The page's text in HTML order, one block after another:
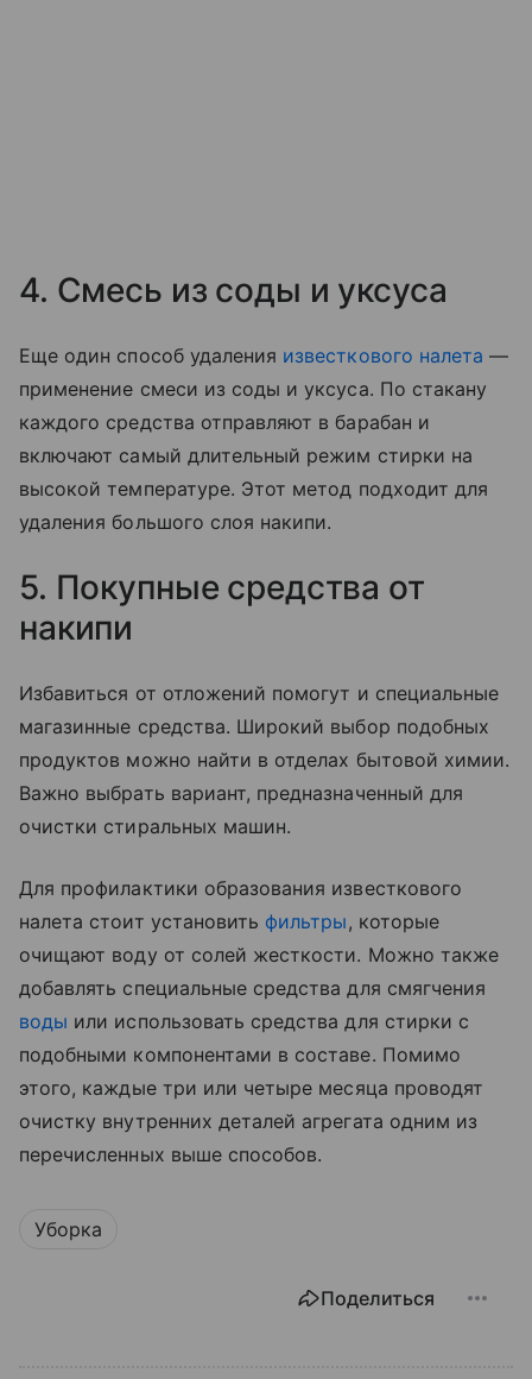
4. Смесь из соды и уксуса
Еще один способ удаления известкового налета —
применение смеси из соды и уксуса. По стакану
каждого средства отправляют в барабан и
включают самый длительный режим стирки на
высокой температуре. Этот метод подходит для
удаления большого слоя накипи.
5. Покупные средства от
накипи
Избавиться от отложений помогут и специальные
магазинные средства. Широкий выбор подобных
продуктов можно найти в отделах бытовой химии.
Важно выбрать вариант, предназначенный для
очистки стиральных машин.
Для профилактики образования известкового
налета стоит установить фильтры, которые
очищают воду от солей жесткости. Можно также
добавлять специальные средства для смягчения
воды или использовать средства для стирки с
подобными компонентами в составе. Помимо
этого, каждые три или четыре месяца проводят
очистку внутренних деталей агрегата одним из
перечисленных выше способов.
Уборка
Поделиться